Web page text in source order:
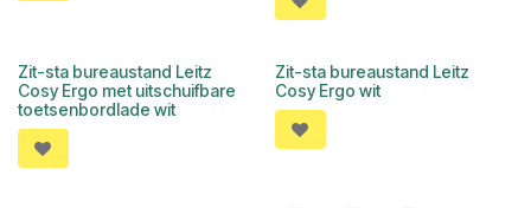
Zit-sta bureaustand Leitz
Cosy Ergo met uitschuifbare
toetsenbordlade wit
Zit-sta bureaustand Leitz
Cosy Ergo wit